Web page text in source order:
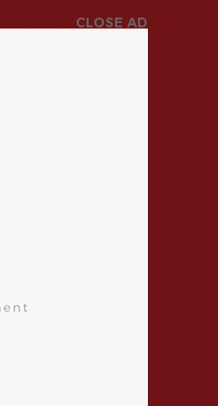
CLOSE AD